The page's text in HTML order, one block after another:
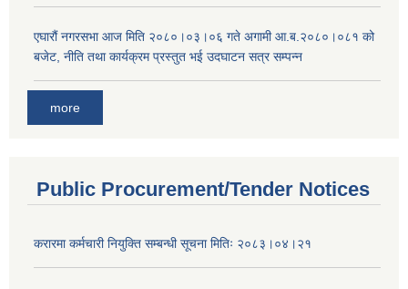
एघारौं नगरसभा आज मिति २०८०।०३।०६ गते अगामी आ.ब.२०८०।०८१ को
बजेट, नीति तथा कार्यक्रम प्रस्तुत भई उदघाटन सत्र सम्पन्न
more
Public Procurement/Tender Notices
करारमा कर्मचारी नियुक्ति सम्बन्धी सूचना मितिः २०८३।०४।२१